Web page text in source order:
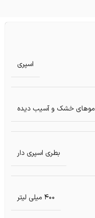
اسپری
موهای خشک و آسیب دیده
بطری اسپری دار
400 میلی لیتر